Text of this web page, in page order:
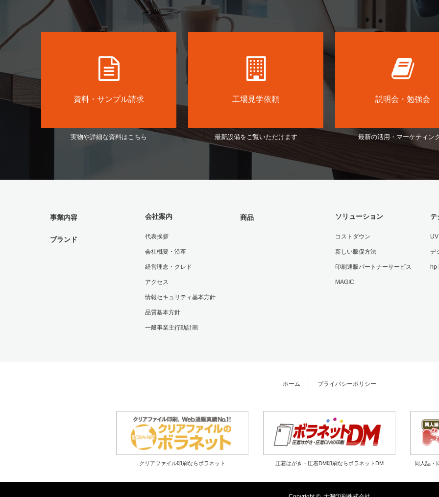
資料・サンプル請求
実物や詳細な資料はこちら
工場見学依頼
最新設備をご覧いただけます
説明会・勉強会
最新の活用・マーケティン
事業内容
ブランド
会社案内
代表挨拶
会社概要・沿革
経営理念・クレド
アクセス
情報セキュリティ基本方針
品質基本方針
一般事業主行動計画
商品 ソリューション
コストダウン
新しい販促方法
印刷通販パートナーサービス
MAGIC
テ
デ
hp
ホーム プライバシーポリシー
クリアファイル印刷ならボラネット 圧着はがき・圧着DM印刷ならボラネットDM 同人誌・